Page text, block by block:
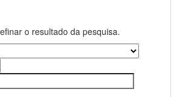
o resultado da pesquisa.